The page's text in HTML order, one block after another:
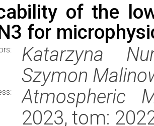
of the
for
Katarzyna
Szymon
Atmospheric
2023, tom: